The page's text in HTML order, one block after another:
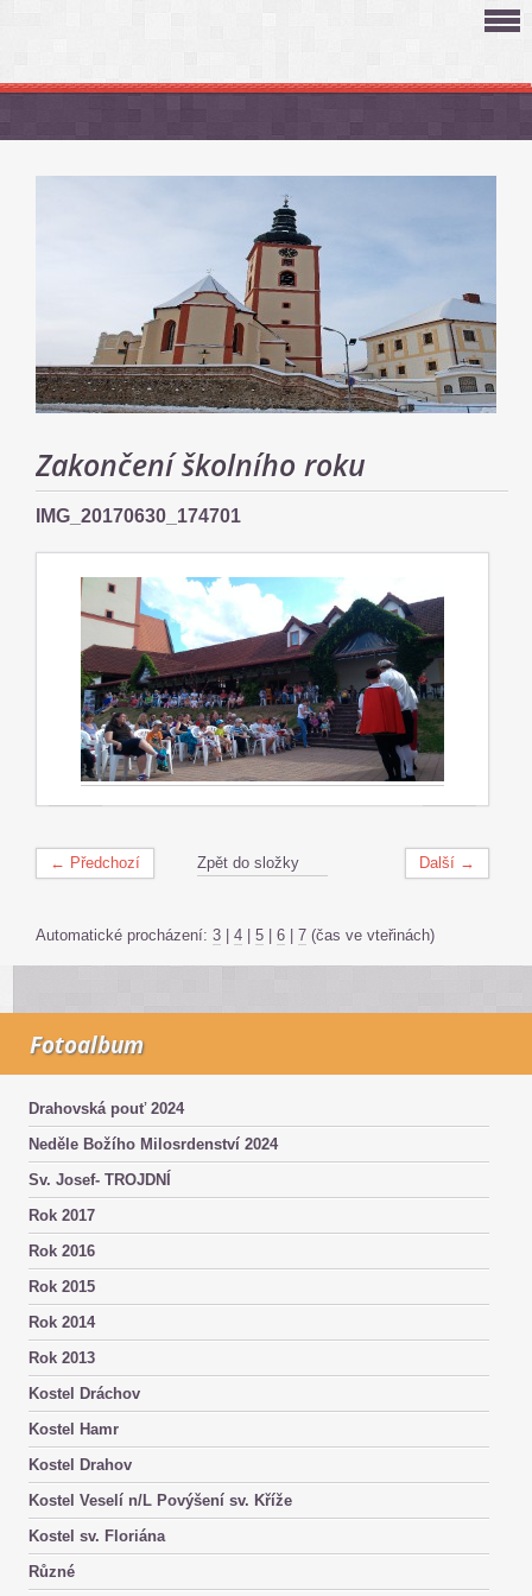
Zakončení školního roku
IMG_20170630_174701
← Předchozí Další →
Zpět do složky
Automatické procházení: 3 4 5 6 7 (čas ve vteřinách)
Fotoalbum
Drahovská pouť 2024
Neděle Božího Milosrdenství 2024
Sv. Josef- TROJDNÍ
Rok 2017
Rok 2016
Rok 2015
Rok 2014
Rok 2013
Kostel Dráchov
Kostel Hamr
Kostel Drahov
Kostel Veselí n/L Povýšení sv. Kříže
Kostel sv. Floriána
Různé